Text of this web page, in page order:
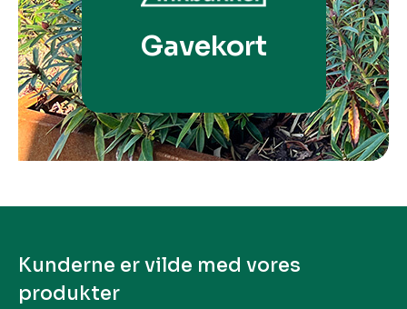
Gavekort
Kunderne er vilde med vores
produkter